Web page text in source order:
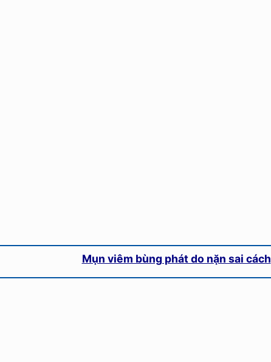
Mụn viêm bùng phát do nặn sai cách